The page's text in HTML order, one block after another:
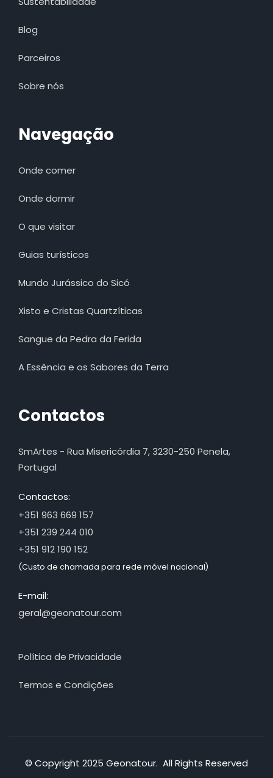
Blog
Parceiros
Sobre nós
Navegação
Onde comer
Onde dormir
O que visitar
Guias turísticos
Mundo Jurássico do Sicó
Xisto e Cristas Quartzíticas
Sangue da Pedra da Ferida
A Essência e os Sabores da Terra
Contactos
SmArtes - Rua Misericórdia 7, 3230-250 Penela,
Portugal
Contactos:
+351 963 669 157
+351 239 244 010
+351 912 190 152
(Custo de chamada para rede móvel nacional)
E-mail:
geral@geonatour.com
Política de Privacidade
Termos e Condições
© Copyright 2025 Geonatour. All Rights Reserved